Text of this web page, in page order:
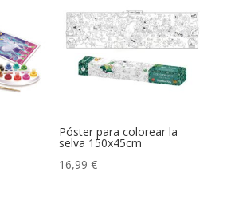
Póster para colorear la
selva 150x45cm
16,99 €